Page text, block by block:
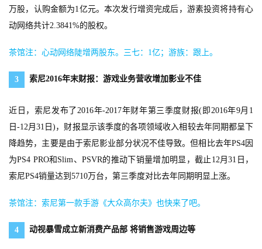
万股，认购金额为1亿元。本次发行增资完成后，游素投资将持有心
动网络共计2.3841%的股权。
茶馆注：心动网络陡增两股东。三七：1亿；游族：跟上。
3 索尼2016年末财报：游戏业务营收增加影业不佳
近日，索尼发布了2016年-2017年财年第三季度财报(即2016年9月1
日-12月31日)，财报显示该季度的各项领域收入相较去年同期都呈下
降趋势，主要是由于索尼影业部分状况不佳导致。但相比去年PS4因
为PS4 PRO和Slim、PSVR的推动下销量增加明显，截止12月31日，
索尼PS4销量达到5710万台，第三季度对比去年同期明显上涨。
茶馆注：索尼第一款手游《大众高尔夫》也快来了吧。
4 动视暴雪成立新消费产品部 将销售游戏周边等